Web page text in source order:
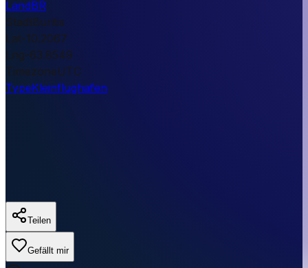
LandBR
StadtBuritis
Lat-10.2067
Lng-63.8549
TimezoneUTC
TypeKleinflughafen
Teilen
Gefällt mir